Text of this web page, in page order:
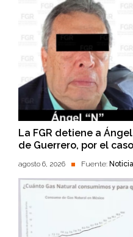
La FGR detiene a
de Guerrero, por el
agosto 6, 2026 Fuente: